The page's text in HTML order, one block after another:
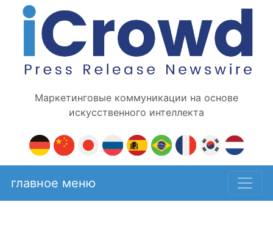
Маркетинговые коммуникации на основе
искусственного интеллекта
главное меню